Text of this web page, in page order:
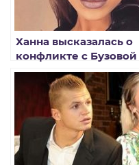
Ханна высказалась о
конфликте с Бузовой